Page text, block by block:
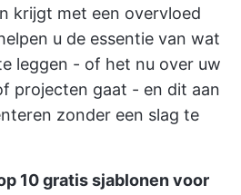
krijgt met een overvloed
u de essentie van wat
leggen - of het nu over uw
projecten gaat - en dit aan
zonder een slag te
10 gratis sjablonen voor